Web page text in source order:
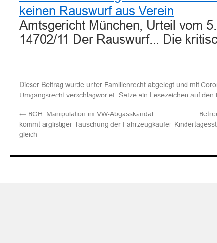
keinen Rauswurf aus Verein
Amtsgericht München, Urteil vom
14702/11 Der Rauswurf... Die
Dieser Beitrag wurde unter Familienrecht abgelegt und mit
Umgangsrecht verschlagwortet. Setze ein Lesezeichen auf den
← BGH: Manipulation im VW-Abgasskandal
kommt arglistiger Täuschung der Fahrzeugkäufer
gleich